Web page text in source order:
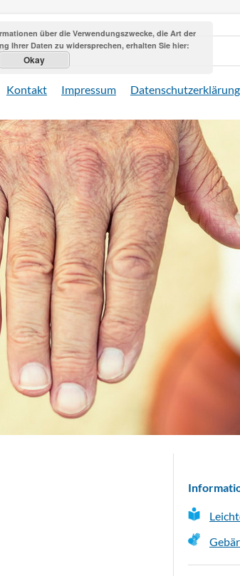
Kontakt Impressum Datenschutzerklärung
über die Verwendungszwecke, die Art der
Ihrer Daten zu widersprechen, erhalten Sie hier:
Okay